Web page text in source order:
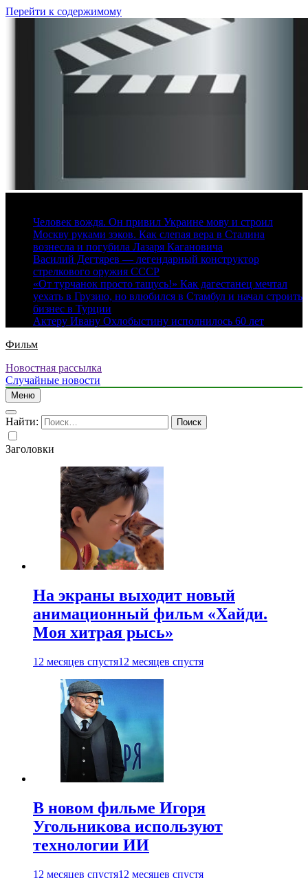
Перейти к содержимому
Человек вождя. Он привил Украине мову и строил
Москву руками зэков. Как слепая вера в Сталина
вознесла и погубила Лазаря Кагановича
Василий Дегтярев — легендарный конструктор
стрелкового оружия СССР
«От турчанок просто тащусь!» Как дагестанец мечтал
уехать в Грузию, но влюбился в Стамбул и начал строить
бизнес в Турции
Актеру Ивану Охлобыстину исполнилось 60 лет
Фильм
Новостная рассылка
Случайные новости
Меню
Найти:
Заголовки
На экраны выходит новый
анимационный фильм «Хайди.
Моя хитрая рысь»
12 месяцев спустя12 месяцев спустя
В новом фильме Игоря
Угольникова используют
технологии ИИ
12 месяцев спустя12 месяцев спустя